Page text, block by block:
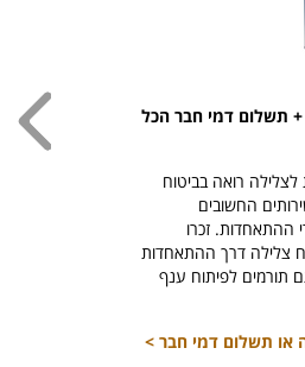
+ תשלום דמי חבר הכל
רואה בביטוח
החשובים
ההתאחדות. זכרו
צלילה דרך ההתאחדות
תורמים לפיתוח ענף
או תשלום דמי חבר >